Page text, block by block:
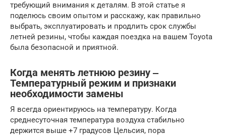
требующий внимания к деталям. В этой статье я
поделюсь своим опытом и расскажу, как правильно
выбрать, эксплуатировать и продлить срок службы
летней резины, чтобы каждая поездка на вашем Toyota
была безопасной и приятной.
Когда менять летнюю резину ‒
Температурный режим и признаки
необходимости замены
Я всегда ориентируюсь на температуру. Когда
среднесуточная температура воздуха стабильно
держится выше +7 градусов Цельсия, пора